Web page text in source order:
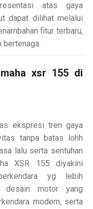
atas gaya
dapat dilihat melalui
fitur terbaru,
xsr 155 di
ekspresi tren gaya
tanpa batas lohh
lalu serta sentuhan
XSR 155 diyakini
yg lebih
desain motor yang
modern, serta